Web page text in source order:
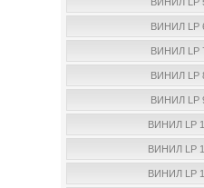
ВИНИЛ LP
ВИНИЛ LP
ВИНИЛ LP
ВИНИЛ LP
ВИНИЛ LP
ВИНИЛ LP
ВИНИЛ LP